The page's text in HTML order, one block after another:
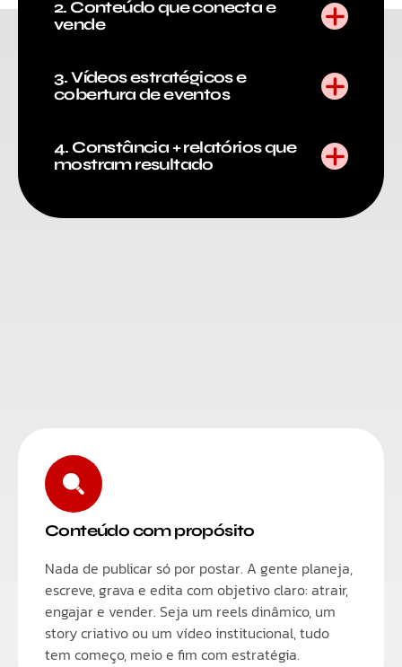
2. Conteúdo que conecta e
vende
3. Vídeos estratégicos e
cobertura de eventos
4. Constância + relatórios que
mostram resultado
Conteúdo com propósito
Nada de publicar só por postar. A gente planeja,
escreve, grava e edita com objetivo claro: atrair,
engajar e vender. Seja um reels dinâmico, um
story criativo ou um vídeo institucional, tudo
tem começo, meio e fim com estratégia.